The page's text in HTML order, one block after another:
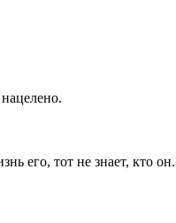
его, тот не знает, кто он.